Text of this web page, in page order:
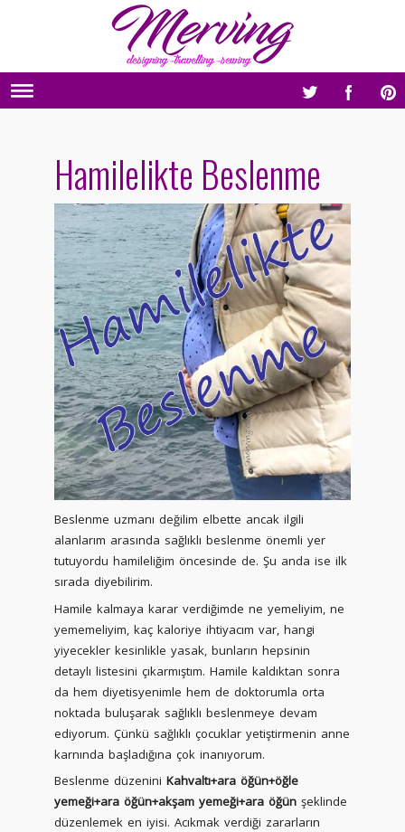
Hamilelikte Beslenme
Beslenme uzmanı değilim elbette ancak ilgili
alanlarım arasında sağlıklı beslenme önemli yer
tutuyordu hamileliğim öncesinde de. Şu anda ise ilk
sırada diyebilirim.
Hamile kalmaya karar verdiğimde ne yemeliyim, ne
yememeliyim, kaç kaloriye ihtiyacım var, hangi
yiyecekler kesinlikle yasak, bunların hepsinin
detaylı listesini çıkarmıştım. Hamile kaldıktan sonra
da hem diyetisyenimle hem de doktorumla orta
noktada buluşarak sağlıklı beslenmeye devam
ediyorum. Çünkü sağlıklı çocuklar yetiştirmenin anne
karnında başladığına çok inanıyorum.
Beslenme düzenini Kahvaltı+ara öğün+öğle
yemeği+ara öğün+akşam yemeği+ara öğün şeklinde
düzenlemek en iyisi. Acıkmak verdiği zararların